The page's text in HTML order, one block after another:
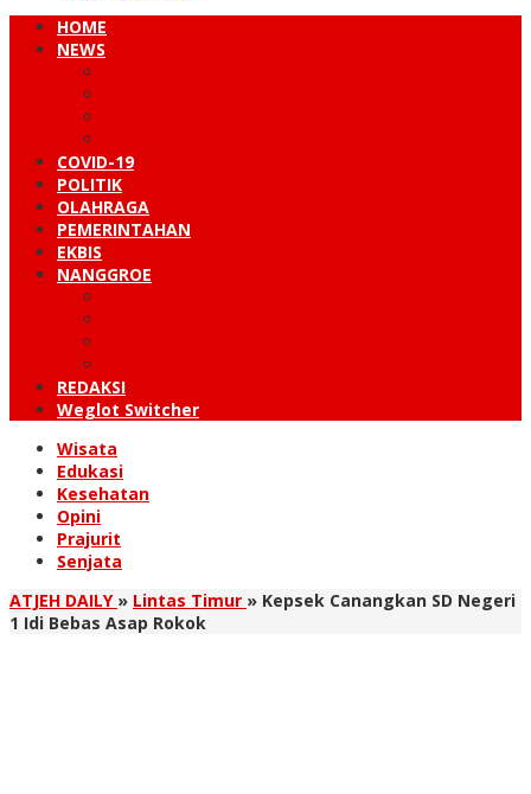
HOME
NEWS
COVID-19
POLITIK
OLAHRAGA
PEMERINTAHAN
EKBIS
NANGGROE
REDAKSI
Weglot Switcher
Wisata
Edukasi
Kesehatan
Opini
Prajurit
Senjata
ATJEH DAILY » Lintas Timur » Kepsek Canangkan SD Negeri
1 Idi Bebas Asap Rokok